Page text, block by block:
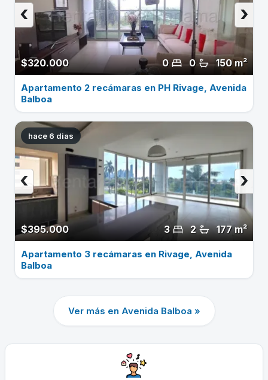
$320.000 150 m²
0
0
›
‹
Apartamento 2 recámaras en PH Rivage, Avenida
Balboa
hace 6 dias
$395.000 177 m²
2
3
›
‹
Apartamento 3 recámaras en Rivage, Avenida
Balboa
Ver más en Avenida Balboa »